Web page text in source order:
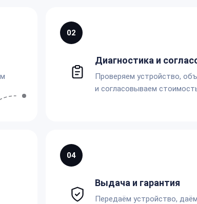
02
Диагностика и
Проверяем устройство,
и согласовываем
04
Выдача и гарантия
Передаём устройство,